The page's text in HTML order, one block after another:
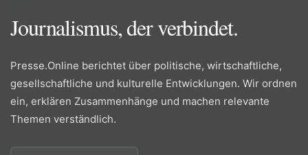
Journalismus, der verbindet.
Presse.Online berichtet über politische, wirtschaftliche,
gesellschaftliche und kulturelle Entwicklungen. Wir ordnen
ein, erklären Zusammenhänge und machen relevante
Themen verständlich.